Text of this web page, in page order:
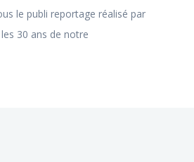
le publi reportage réalisé par
30 ans de notre